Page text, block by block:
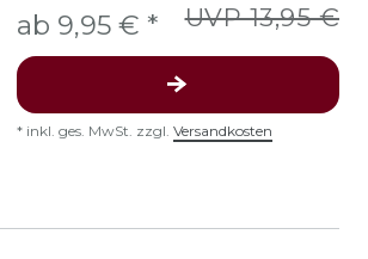
UVP 13,95 €
ab 9,95 € *
* inkl. ges. MwSt. zzgl. Versandkosten